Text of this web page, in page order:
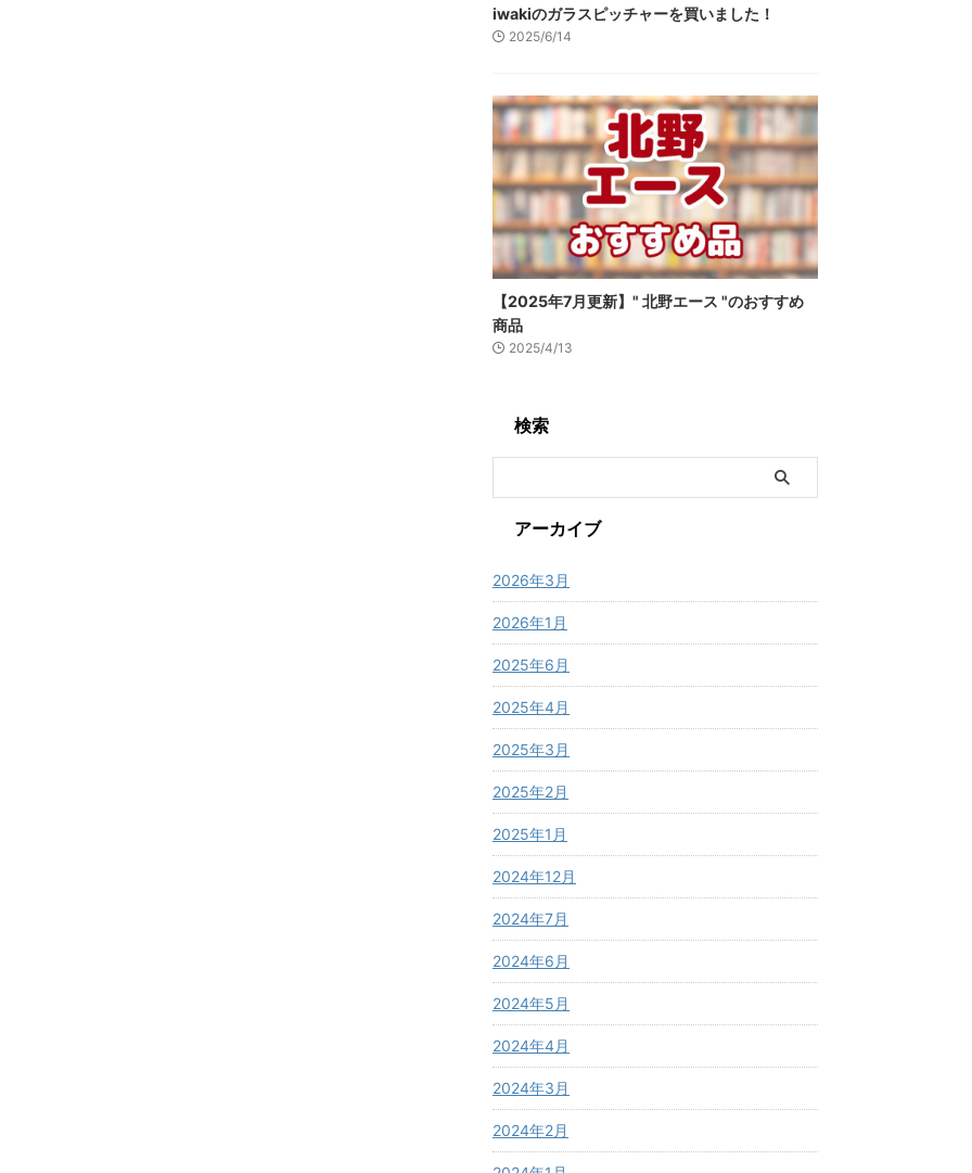
iwakiのガラスピッチャーを買いました！
2025/6/14
【2025年7月更新】" 北野エース "のおすすめ
商品
2025/4/13
検索
アーカイブ
2026年3月
2026年1月
2025年6月
2025年4月
2025年3月
2025年2月
2025年1月
2024年12月
2024年7月
2024年6月
2024年5月
2024年4月
2024年3月
2024年2月